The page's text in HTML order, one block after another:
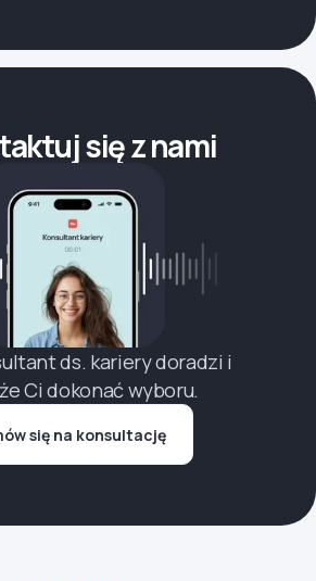
się z nami
ds. kariery doradzi i
Ci dokonać wyboru.
się na konsultację